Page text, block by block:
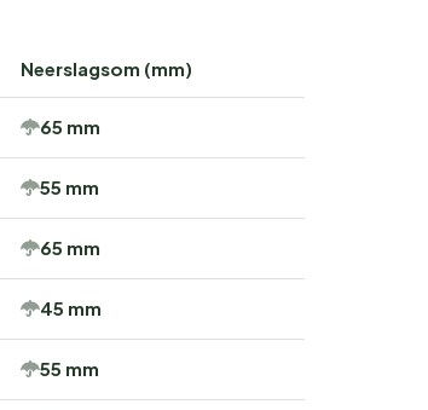
Neerslagsom (mm)
65 mm
55 mm
65 mm
45 mm
55 mm